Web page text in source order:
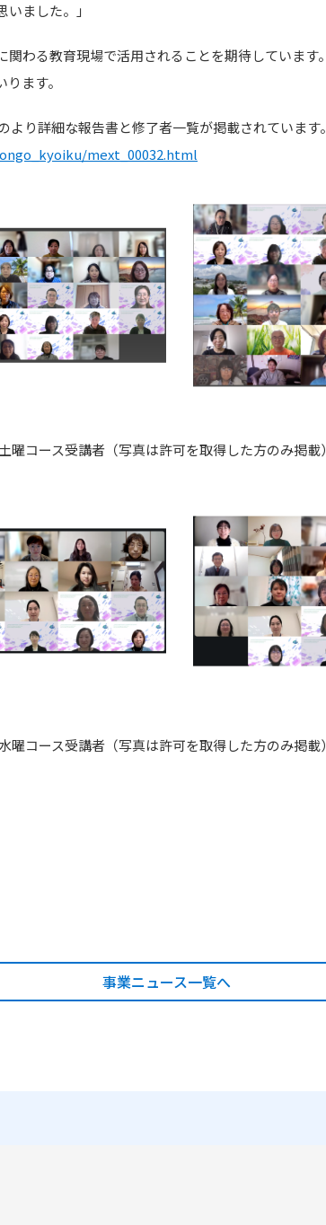
ました。」
わる教育現場で活用されることを期待しています。
ます。
より詳細な報告書と修了者一覧が掲載されています。
mext_00032.html
土曜コース受講者（写真は許可を取得した方のみ掲載）
曜コース受講者（写真は許可を取得した方のみ掲載）
事業ニュース一覧へ